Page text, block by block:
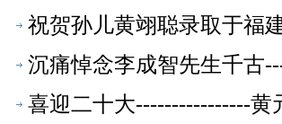
祝贺孙儿黄翊聪录取于福
教师【校友文萃】
沉痛悼念李成智先生千古
喜迎二十大----------------黄